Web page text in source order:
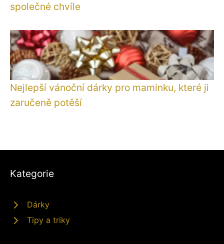
společné chvíle
Nejlepší vánoční dárky pro maminku, které ji
zaručeně potěší
Kategorie
Dárky
Tipy a triky